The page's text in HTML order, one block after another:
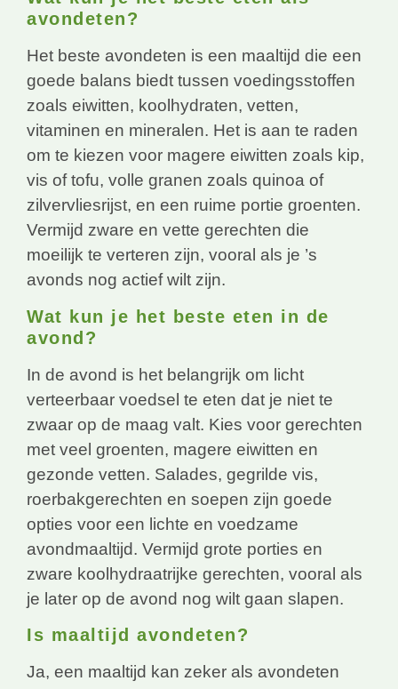
avondeten?
Het beste avondeten is een maaltijd die een
goede balans biedt tussen voedingsstoffen
zoals eiwitten, koolhydraten, vetten,
vitaminen en mineralen. Het is aan te raden
om te kiezen voor magere eiwitten zoals kip,
vis of tofu, volle granen zoals quinoa of
zilvervliesrijst, en een ruime portie groenten.
Vermijd zware en vette gerechten die
moeilijk te verteren zijn, vooral als je ’s
avonds nog actief wilt zijn.
Wat kun je het beste eten in de
avond?
In de avond is het belangrijk om licht
verteerbaar voedsel te eten dat je niet te
zwaar op de maag valt. Kies voor gerechten
met veel groenten, magere eiwitten en
gezonde vetten. Salades, gegrilde vis,
roerbakgerechten en soepen zijn goede
opties voor een lichte en voedzame
avondmaaltijd. Vermijd grote porties en
zware koolhydraatrijke gerechten, vooral als
je later op de avond nog wilt gaan slapen.
Is maaltijd avondeten?
Ja, een maaltijd kan zeker als avondeten